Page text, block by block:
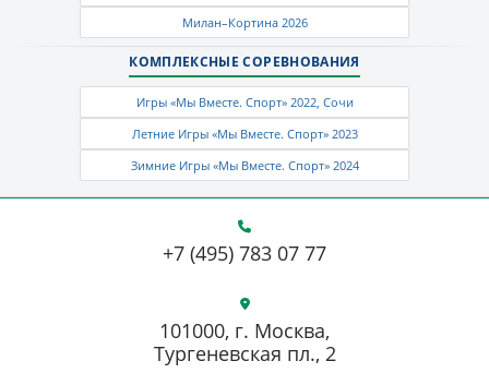
Милан–Кортина 2026
КОМПЛЕКСНЫЕ СОРЕВНОВАНИЯ
Игры «Мы Вместе. Спорт» 2022, Сочи
Летние Игры «Мы Вместе. Спорт» 2023
Зимние Игры «Мы Вместе. Спорт» 2024
+7 (495) 783 07 77
101000, г. Москва,
Тургеневская пл., 2